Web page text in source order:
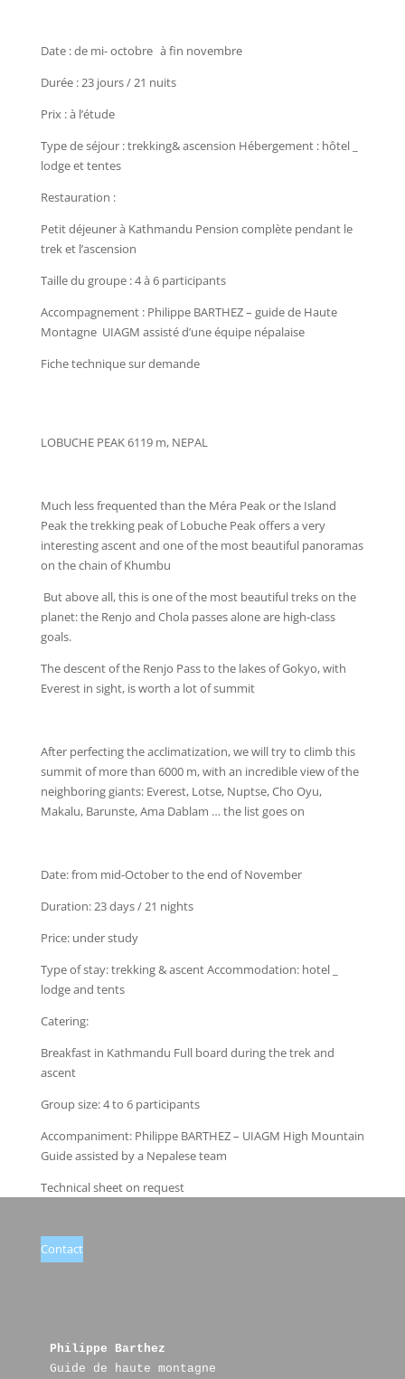
Date : de mi- octobre à fin novembre
Durée : 23 jours / 21 nuits
Prix : à l’étude
Type de séjour : trekking& ascension Hébergement : hôtel _
lodge et tentes
Restauration :
Petit déjeuner à Kathmandu Pension complète pendant le
trek et l’ascension
Taille du groupe : 4 à 6 participants
Accompagnement : Philippe BARTHEZ – guide de Haute
Montagne UIAGM assisté d’une équipe népalaise
Fiche technique sur demande
LOBUCHE PEAK 6119 m, NEPAL
Much less frequented than the Méra Peak or the Island
Peak the trekking peak of Lobuche Peak offers a very
interesting ascent and one of the most beautiful panoramas
on the chain of Khumbu
But above all, this is one of the most beautiful treks on the
planet: the Renjo and Chola passes alone are high-class
goals.
The descent of the Renjo Pass to the lakes of Gokyo, with
Everest in sight, is worth a lot of summit
After perfecting the acclimatization, we will try to climb this
summit of more than 6000 m, with an incredible view of the
neighboring giants: Everest, Lotse, Nuptse, Cho Oyu,
Makalu, Barunste, Ama Dablam … the list goes on
Date: from mid-October to the end of November
Duration: 23 days / 21 nights
Price: under study
Type of stay: trekking & ascent Accommodation: hotel _
lodge and tents
Catering:
Breakfast in Kathmandu Full board during the trek and
ascent
Group size: 4 to 6 participants
Accompaniment: Philippe BARTHEZ – UIAGM High Mountain
Guide assisted by a Nepalese team
Technical sheet on request
Contact
Philippe Barthez
Guide de haute montagne